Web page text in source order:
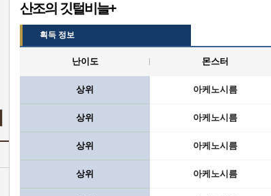
산조의 깃털비늘+
획득 정보
난이도 몬스터
상위 아케노시름
상위 아케노시름
상위 아케노시름
상위 아케노시름